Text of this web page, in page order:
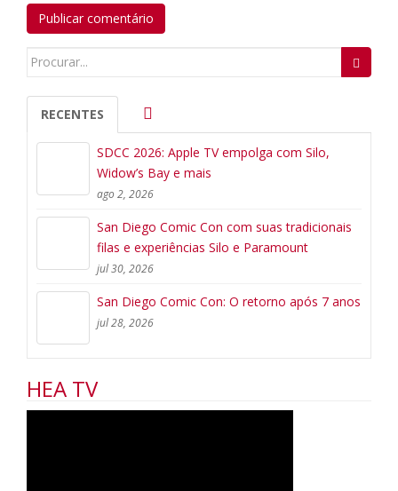
Search
RECENTES
SDCC 2026: Apple TV empolga com Silo,
Widow’s Bay e mais
ago 2, 2026
San Diego Comic Con com suas tradicionais
filas e experiências Silo e Paramount
jul 30, 2026
San Diego Comic Con: O retorno após 7 anos
jul 28, 2026
HEA TV